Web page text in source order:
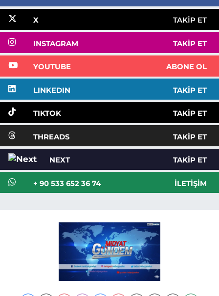
X TAKIP ET
INSTAGRAM TAKIP ET
YOUTUBE ABONE OL
LINKEDIN TAKIP ET
TIKTOK TAKIP ET
THREADS TAKIP ET
NEXT TAKIP ET
+ 90 533 652 36 74 İLETIŞIM